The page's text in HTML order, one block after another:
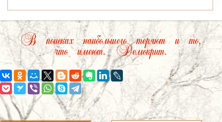
В поисках наибольшего теряют и то,
что имеют. Демокрит.